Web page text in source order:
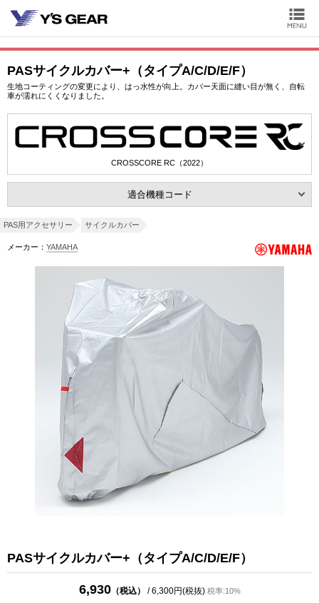
PASサイクルカバー+（タイプA/C/D/E/F）
生地コーティングの変更により、はっ水性が向上。カバー天面に縫い目が無く、自転
車が濡れにくくなりました。
CROSSCORE RC（2022）
適合機種コード
PAS用アクセサリー サイクルカバー
メーカー： YAMAHA
PASサイクルカバー+（タイプA/C/D/E/F）
6,930（税込） / 6,300円(税抜) 税率:10%